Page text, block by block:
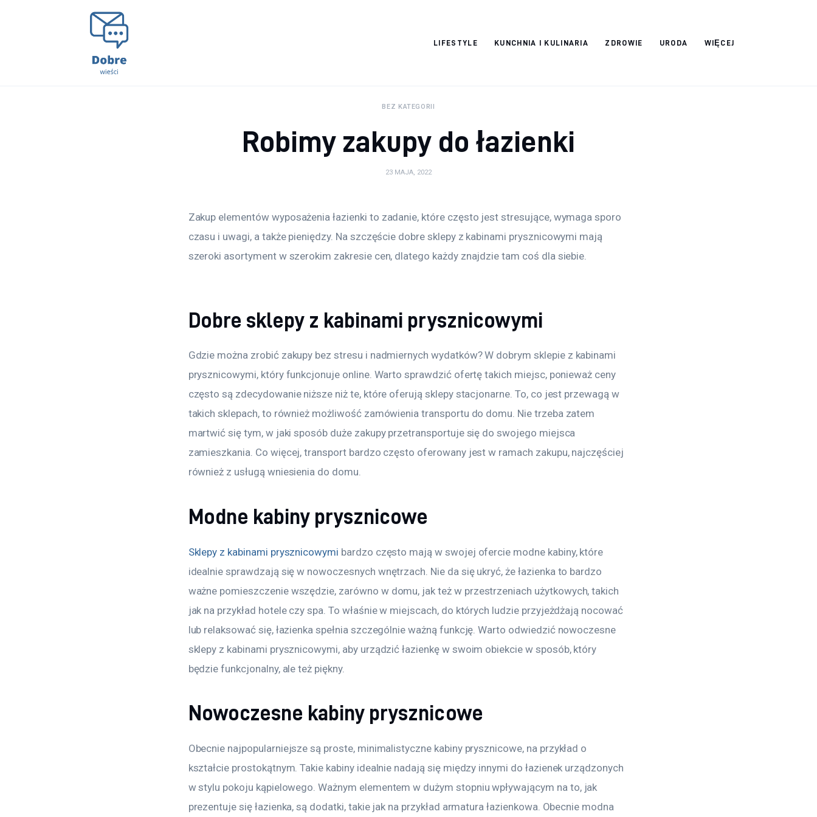
LIFESTYLE KUNCHNIA I KULINARIA ZDROWIE URODA WIĘCEJ
BEZ KATEGORII
Robimy zakupy do łazienki
23 MAJA, 2022
Zakup elementów wyposażenia łazienki to zadanie, które często jest stresujące, wymaga sporo
czasu i uwagi, a także pieniędzy. Na szczęście dobre sklepy z kabinami prysznicowymi mają
szeroki asortyment w szerokim zakresie cen, dlatego każdy znajdzie tam coś dla siebie.
Dobre sklepy z kabinami prysznicowymi
Gdzie można zrobić zakupy bez stresu i nadmiernych wydatków? W dobrym sklepie z kabinami
prysznicowymi, który funkcjonuje online. Warto sprawdzić ofertę takich miejsc, ponieważ ceny
często są zdecydowanie niższe niż te, które oferują sklepy stacjonarne. To, co jest przewagą w
takich sklepach, to również możliwość zamówienia transportu do domu. Nie trzeba zatem
martwić się tym, w jaki sposób duże zakupy przetransportuje się do swojego miejsca
zamieszkania. Co więcej, transport bardzo często oferowany jest w ramach zakupu, najczęściej
również z usługą wniesienia do domu.
Modne kabiny prysznicowe
Sklepy z kabinami prysznicowymi bardzo często mają w swojej ofercie modne kabiny, które
idealnie sprawdzają się w nowoczesnych wnętrzach. Nie da się ukryć, że łazienka to bardzo
ważne pomieszczenie wszędzie, zarówno w domu, jak też w przestrzeniach użytkowych, takich
jak na przykład hotele czy spa. To właśnie w miejscach, do których ludzie przyjeżdżają nocować
lub relaksować się, łazienka spełnia szczególnie ważną funkcję. Warto odwiedzić nowoczesne
sklepy z kabinami prysznicowymi, aby urządzić łazienkę w swoim obiekcie w sposób, który
będzie funkcjonalny, ale też piękny.
Nowoczesne kabiny prysznicowe
Obecnie najpopularniejsze są proste, minimalistyczne kabiny prysznicowe, na przykład o
kształcie prostokątnym. Takie kabiny idealnie nadają się między innymi do łazienek urządzonych
w stylu pokoju kąpielowego. Ważnym elementem w dużym stopniu wpływającym na to, jak
prezentuje się łazienka, są dodatki, takie jak na przykład armatura łazienkowa. Obecnie modna